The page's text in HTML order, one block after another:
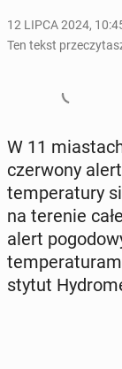
12 LIPCA 2024,
Ten tekst
W 11
czer­wo­ny
tem­pe­ra­tu­ry
na terenie
alert
sty­tut